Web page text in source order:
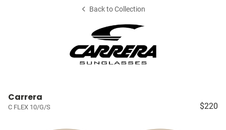
Back to Collection
Carrera
C FLEX 10/G/S $220